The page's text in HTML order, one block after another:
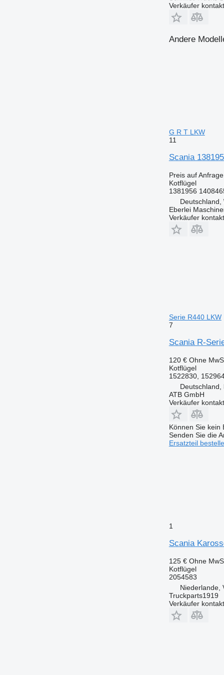
Verkäufer
Andere
G R T LKW
11
Scania
Preis auf Anfrage
Kotflügel
1381956
Deutschland,
Eberlei
Verkäufer
Serie R440 LKW
7
Scania R-
120 € Ohne
Kotflügel
1522830,
Deutschland,
ATB GmbH
Verkäufer
Können Sie kein
Senden Sie die
Ersatzteil
1
Scania
125 € Ohne
Kotflügel
2054583
Niederlande,
Truckparts1919
Verkäufer